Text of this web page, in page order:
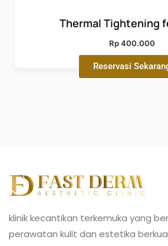
Thermal Tightening
Rp 400.000
Reservasi
klinik kecantikan terkemuka yang
perawatan kulit dan estetika